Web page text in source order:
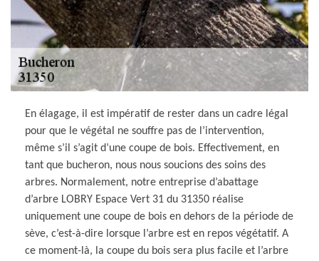
En élagage, il est impératif de rester dans un cadre légal
pour que le végétal ne souffre pas de l’intervention,
même s’il s’agit d’une coupe de bois. Effectivement, en
tant que bucheron, nous nous soucions des soins des
arbres. Normalement, notre entreprise d’abattage
d’arbre LOBRY Espace Vert 31 du 31350 réalise
uniquement une coupe de bois en dehors de la période de
sève, c’est-à-dire lorsque l’arbre est en repos végétatif. A
ce moment-là, la coupe du bois sera plus facile et l’arbre